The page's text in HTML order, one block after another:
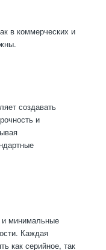
в коммерческих и
создавать
и
и минимальные
Каждая
как серийное, так